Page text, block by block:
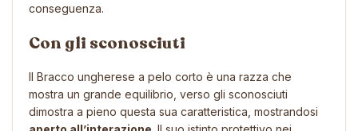
conseguenza.
Con gli sconosciuti
Il Bracco ungherese a pelo corto è una razza che
mostra un grande equilibrio, verso gli sconosciuti
dimostra a pieno questa sua caratteristica, mostrandosi